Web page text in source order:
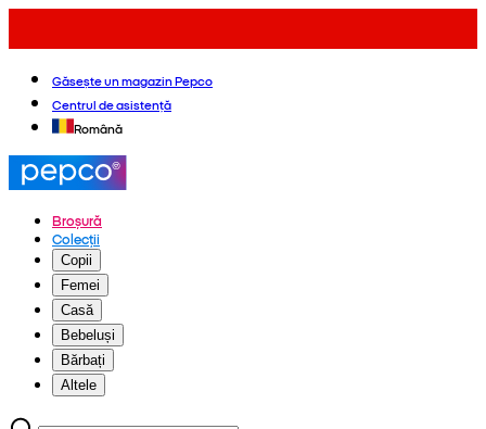
Găsește un magazin Pepco
Centrul de asistență
Română
Broșură
Colecții
Copii
Femei
Casă
Bebeluși
Bărbați
Altele